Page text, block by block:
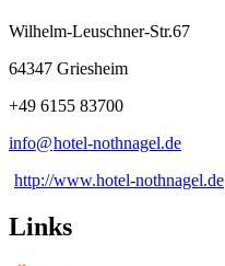
Wilhelm-Leuschner-Str.67
64347 Griesheim
+49 6155 83700
info@hotel-nothnagel.de
http://www.hotel-nothnagel.de
Links